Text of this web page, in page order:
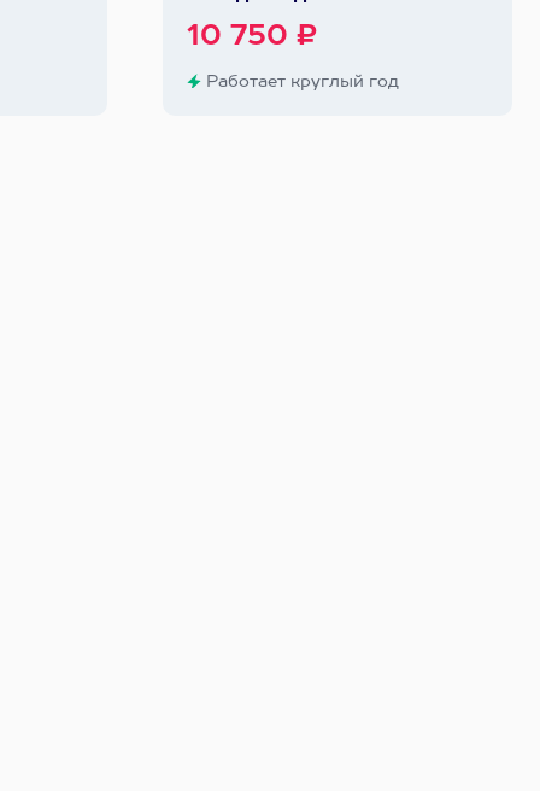
10 750 ₽
Работает круглый год